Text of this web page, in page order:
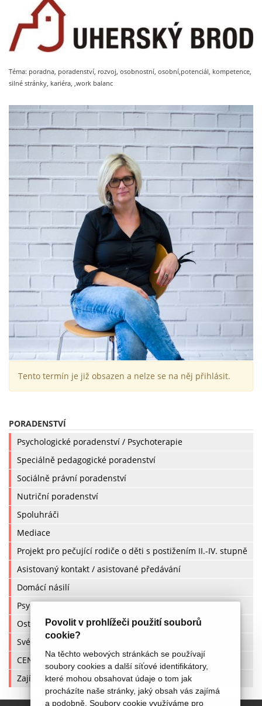
Povolit v prohlížeči použití souborů
cookie?
Na těchto webových stránkách se používají
soubory cookies a další síťové identifikátory,
které mohou obsahovat údaje o tom jak
procházíte naše stránky, jaký obsah vás zajímá
a podobně. Soubory cookie využíváme pro
Téma: poradna, poradenství, rozvoj, osobnostní, osobní,potenciál, kompetence,
silné stránky, kariéra, ,work balanc
Tento termín je již obsazen a nelze se na něj přihlásit.
PORADENSTVÍ
Psychologické poradenství / Psychoterapie
Speciálně pedagogické poradenství
Sociálně právní poradenství
Nutriční poradenství
Spoluhráči
Mediace
Projekt pro pečující rodiče o děti s postižením II.-IV. stupně
Asistovaný kontakt / asistované předávání
Domácí násilí
Psychomotorický vývoj
Ostatní poradny
Svépomocné skupiny
CENÍK
Zajímavé články a odkazy